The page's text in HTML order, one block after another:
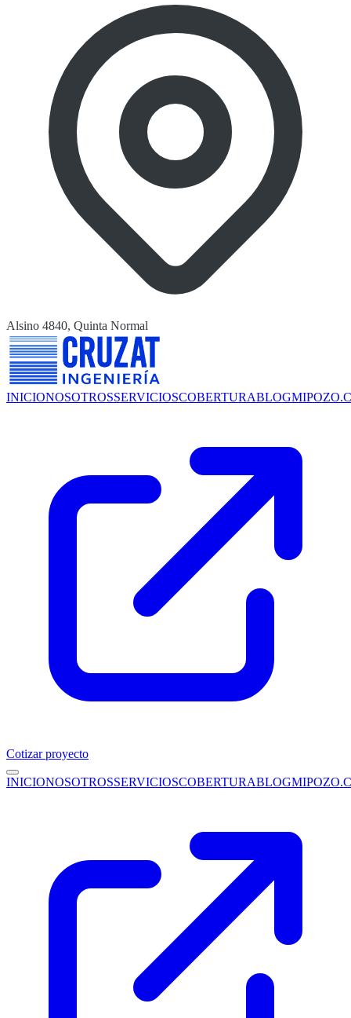
Alsino 4840, Quinta Normal
INICIONOSOTROSSERVICIOSCOBERTURABLOG
Cotizar proyecto
INICIONOSOTROSSERVICIOSCOBERTURABLOG